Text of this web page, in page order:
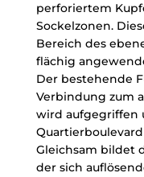
perforiertem
Sockelzonen.
Bereich des
flächig
Der bestehende
Verbindung zum
wird aufgegriffen
Gleichsam bildet
der sich